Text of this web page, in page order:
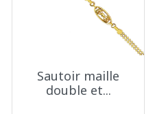
Sautoir maille
double et...